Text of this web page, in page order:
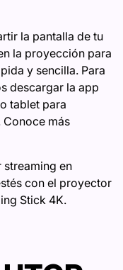
la pantalla de tu
la proyección para
y sencilla. Para
descargar la app
tablet para
más
streaming en
con el proyector
Stick 4K.